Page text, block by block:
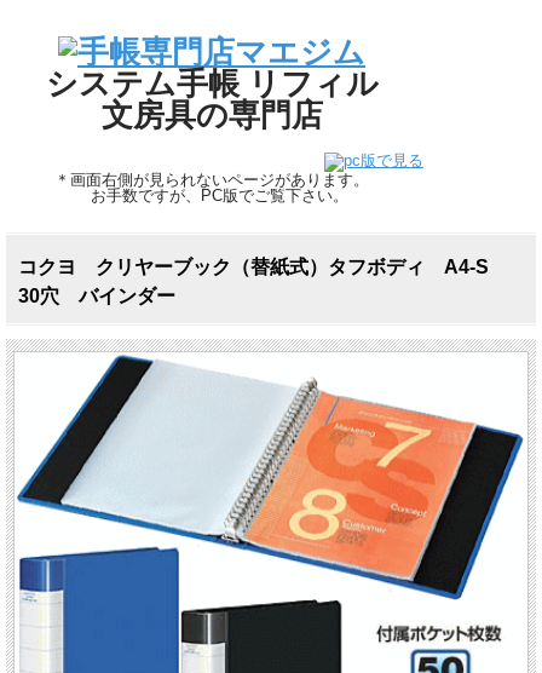
システム手帳 リフィル
文房具の専門店
＊画面右側が見られないページがあります。
お手数ですが、PC版でご覧下さい。
コクヨ クリヤーブック（替紙式）タフボディ A4-S
30穴 バインダー